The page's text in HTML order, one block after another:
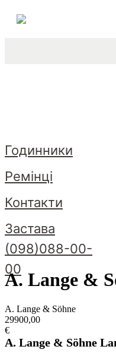
Годинники
Ремінці
Контакти
Застава
(098)088-00-
00
A. Lange &
A. Lange & Söhne
29900,00
€
A. Lange & Söhne